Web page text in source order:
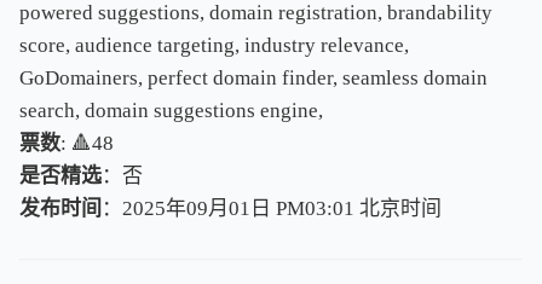
powered suggestions, domain registration, brandability
score, audience targeting, industry relevance,
GoDomainers, perfect domain finder, seamless domain
search, domain suggestions engine,
票数: 🔺48
是否精选：否
发布时间 ：2025年09月01日 PM03:01 北京时间
北京时间